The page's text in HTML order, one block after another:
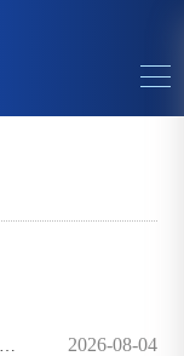
2026-08-04